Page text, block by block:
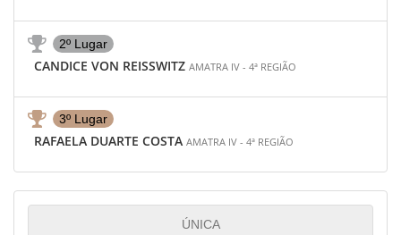
2º Lugar
CANDICE VON REISSWITZ AMATRA IV - 4ª REGIÃO
3º Lugar
RAFAELA DUARTE COSTA AMATRA IV - 4ª REGIÃO
ÚNICA